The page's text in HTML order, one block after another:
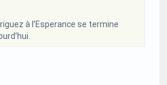
à l’Esperance se termine